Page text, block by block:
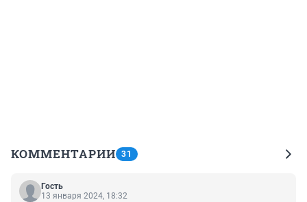
КОММЕНТАРИИ 31
Гость
13 января 2024, 18:32